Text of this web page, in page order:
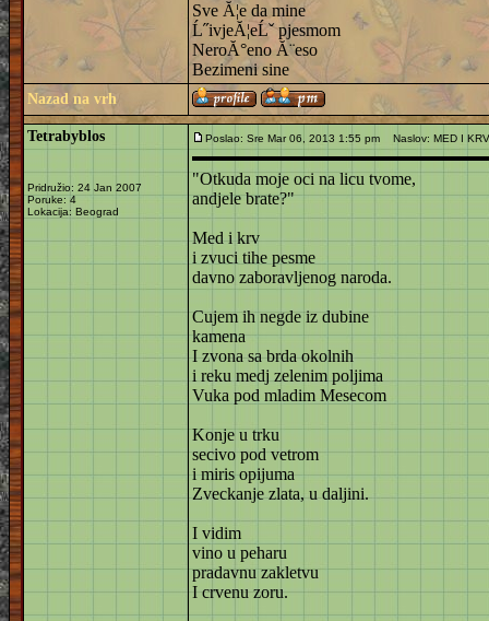
Sve Ă¦e da mine
Ĺ˝ivjeĂ¦eĹˇ pjesmom
NeroĂ°eno Ă¨eso
Bezimeni sine
Nazad na vrh
Tetrabyblos
Pridružio: 24 Jan 2007
Poruke: 4
Lokacija: Beograd
Poslao: Sre Mar 06, 2013 1:55 pm Naslov: MED I KRV
"Otkuda moje oci na licu tvome,
andjele brate?"
Med i krv
i zvuci tihe pesme
davno zaboravljenog naroda.
Cujem ih negde iz dubine
kamena
I zvona sa brda okolnih
i reku medj zelenim poljima
Vuka pod mladim Mesecom
Konje u trku
secivo pod vetrom
i miris opijuma
Zveckanje zlata, u daljini.
I vidim
vino u peharu
pradavnu zakletvu
I crvenu zoru.